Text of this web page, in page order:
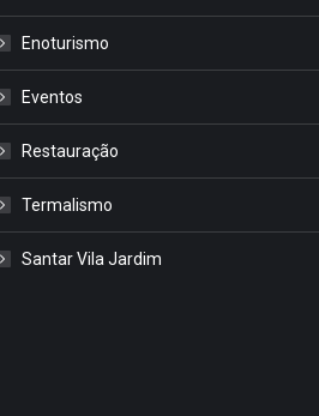
Enoturismo
Eventos
Restauração
Termalismo
Santar Vila Jardim